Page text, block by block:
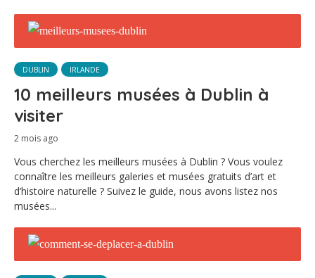
DUBLIN IRLANDE
10 meilleurs musées à Dublin à
visiter
2 mois ago
Vous cherchez les meilleurs musées à Dublin ? Vous voulez
connaître les meilleurs galeries et musées gratuits d’art et
d’histoire naturelle ? Suivez le guide, nous avons listez nos
musées...